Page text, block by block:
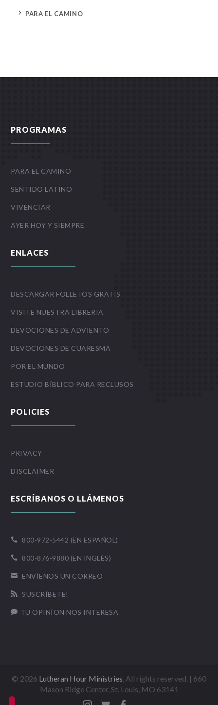
5 PARA EL CAMINO
PROGRAMAS
PARA EL CAMINO
SENTIDO LATINO
VIVENCIAR
AYER HOY Y SIEMPRE
ENLACES
DESCARGAR FOLLETOS GRATIS
VISITE NUESTRA LIBRERIA
DEVOCIONES DE ADVIENTO
DEVOCIONES DE CUARESMA
POR EL MUNDO
ESTUDIO BÍBLICO PARA RECLUSOS
POLICIES
PRIVACY
DISCLAIMER
ESCRÍBANOS O LLÁMENOS
 800-972-5442 (EN ESPAÑOL)
 800-876-9880 (EN INGLÉS)
 ENVÍENOS UN CORREO
 SUSCRÍBETE!
 TU OPINÍON NOS INTERESA
© 2026 Lutheran Hour Ministries, All rights reserved. | 660
Mason Ridge Center, St. Louis, MO 63141